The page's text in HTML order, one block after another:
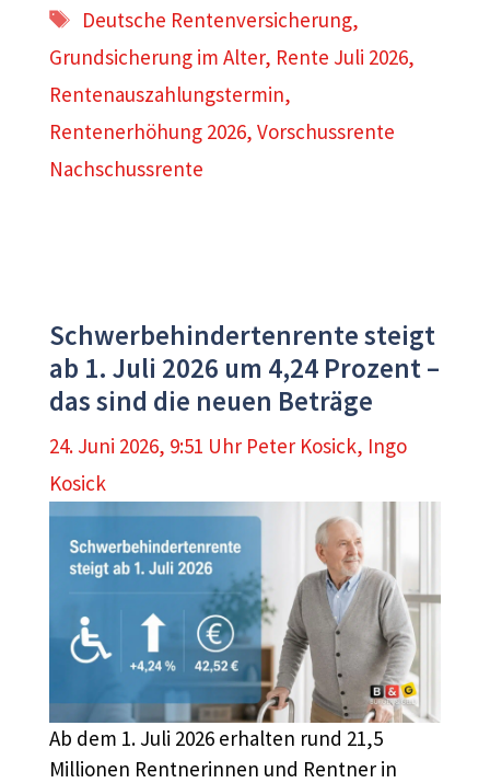
Schlagwörter
Deutsche Rentenversicherung,
Grundsicherung im Alter, Rente Juli 2026,
Rentenauszahlungstermin,
Rentenerhöhung 2026, Vorschussrente
Nachschussrente
Schwerbehindertenrente steigt
ab 1. Juli 2026 um 4,24 Prozent –
das sind die neuen Beträge
24. Juni 2026, 9:51 Uhr Peter Kosick, Ingo
Kosick
Ab dem 1. Juli 2026 erhalten rund 21,5
Millionen Rentnerinnen und Rentner in